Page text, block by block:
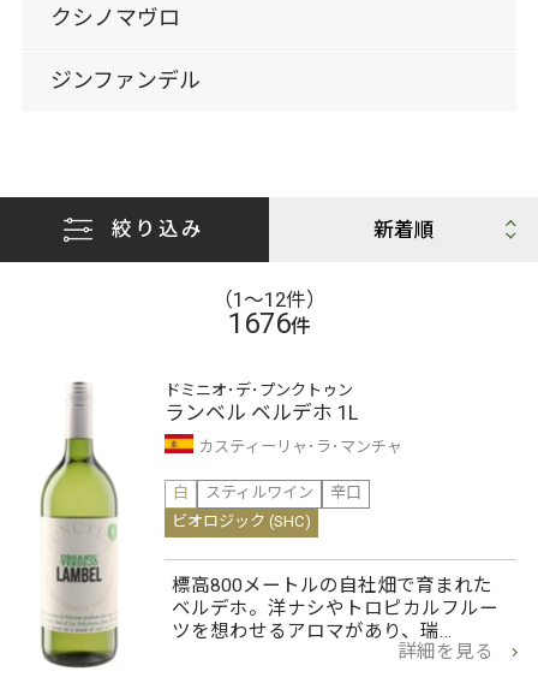
クシノマヴロ
ジンファンデル
絞り込み
（1〜12件）
1676件
ドミニオ･デ･プンクトゥン
ランベル ベルデホ 1L
カスティーリャ･ラ･マンチャ
白
スティルワイン
辛口
ビオロジック (SHC)
標高800メートルの自社畑で育まれた
ベルデホ。洋ナシやトロピカルフルー
ツを想わせるアロマがあり、瑞…
詳細を見る